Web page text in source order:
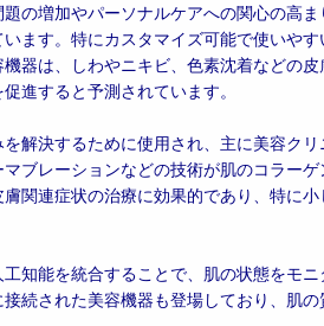
:
の増加やパーソナルケアへの関心の高
ます。特にカスタマイズ可能で使いや
器は、しわやニキビ、色素沈着などの
進すると予測されています。
解決するために使用され、主に美容クリ
ブレーションなどの技術が肌のコラー
関連症状の治療に効果的であり、特に
知能を統合することで、肌の状態をモ
続された美容機器も登場しており、肌